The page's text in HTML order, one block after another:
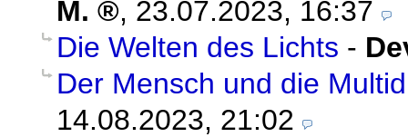
M.
, 23.07.2023, 16:37
Die Welten des Lichts -
Der Mensch und die
14.08.2023, 21:02